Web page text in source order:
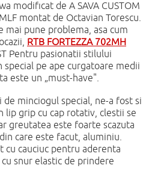
modificat de A SAVA CUSTOM
montat de Octavian Torescu.
mai pune problema, asa cum
RTB FORTEZZA 702MH
Pentru pasionatii stilului
special pe ape curgatoare medii
este un „must-have".
minciogul special, ne-a fost si
lip grip cu cap rotativ, clestii se
greutatea este foarte scazuta
care este facut, aluminiu.
cu cauciuc pentru aderenta
snur elastic de prindere